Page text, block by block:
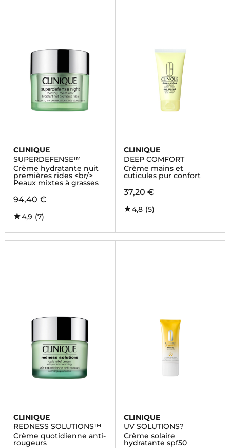
CLINIQUE
SUPERDEFENSE™
Crème hydratante nuit
premières rides <br/>
Peaux mixtes à grasses
94,40 €
4,9 (7)
CLINIQUE
DEEP COMFORT
Crème mains et
cuticules pur confort
37,20 €
4,8 (5)
CLINIQUE
REDNESS SOLUTIONS™
Crème quotidienne anti-
rougeurs
CLINIQUE
UV SOLUTIONS?
Crème solaire
hydratante spf50